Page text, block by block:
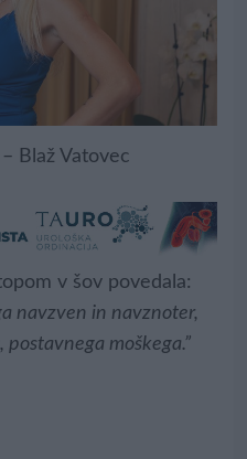
Blaž Vatovec
v šov povedala:
navzven in navznoter,
moškega.”